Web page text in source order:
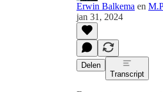
Erwin Balkema en
jan 31, 2024
Delen
Transcript